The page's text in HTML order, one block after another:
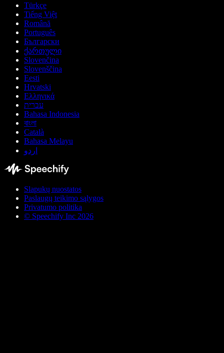
Türkçe
Tiếng Việt
Română
Português
Български
ქართული
Slovenčina
Slovenščina
Eesti
Hrvatski
Ελληνικά
עברית
Bahasa Indonesia
বাংলা
Català
Bahasa Melayu
اردو
Slapukų nuostatos
Paslaugų teikimo sąlygos
Privatumo politika
© Speechify Inc 2026